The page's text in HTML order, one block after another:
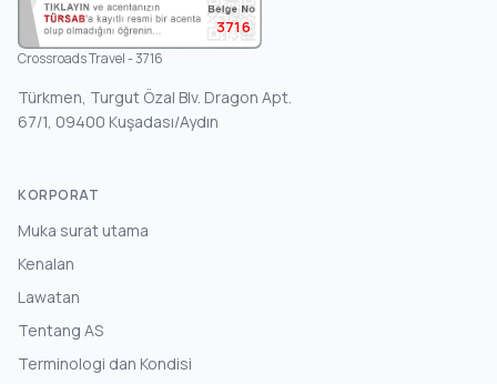
3716
Crossroads Travel - 3716
Türkmen, Turgut Özal Blv. Dragon Apt.
67/1, 09400 Kuşadası/Aydın
KORPORAT
Muka surat utama
Kenalan
Lawatan
Tentang AS
Terminologi dan Kondisi